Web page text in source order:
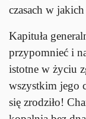
czasach w
Kapituła
przypomnieć i
istotne w życiu
wszystkim jego
się zrodziło!